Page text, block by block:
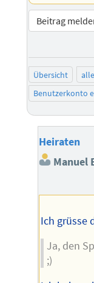
Beitrag
Übersicht
Benutzerkonto
Heiraten
Manuel
Ich grüsse
Ja, den
;)